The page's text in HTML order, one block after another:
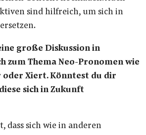
sind hilfreich, um sich in
große Diskussion in
zum Thema Neo-Pronomen wie
oder Xiert. Könntest du dir
sich in Zukunft
dass sich wie in anderen